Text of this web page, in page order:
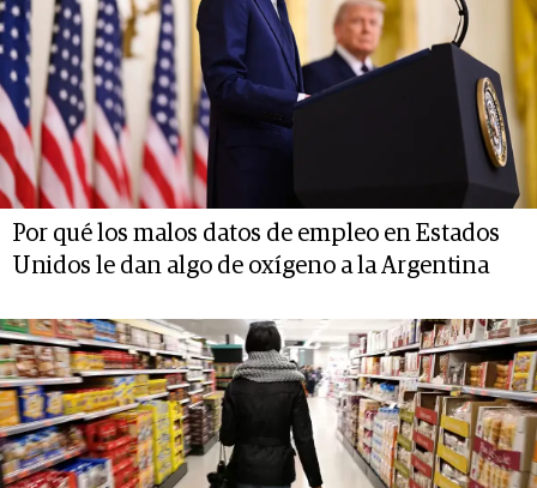
Por qué los malos datos de empleo en Estados
Unidos le dan algo de oxígeno a la Argentina